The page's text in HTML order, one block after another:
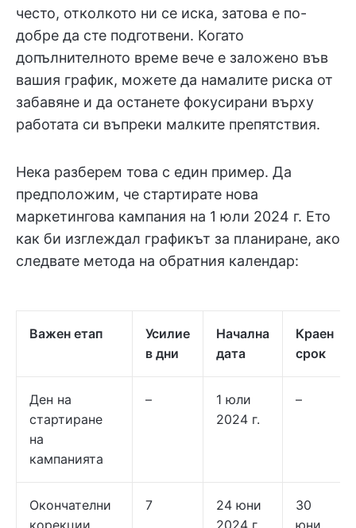
често, отколкото ни се иска, затова е по-
добре да сте подготвени. Когато
допълнителното време вече е заложено във
вашия график, можете да намалите риска от
забавяне и да останете фокусирани върху
работата си въпреки малките препятствия.
Нека разберем това с един пример. Да
предположим, че стартирате нова
маркетингова кампания на 1 юли 2024 г. Ето
как би изглеждал графикът за планиране, ако
следвате метода на обратния календар:
Важен етап
Усилие
в дни
Начална
дата
Краен
срок
Ден на
стартиране
на
кампанията
–
1 юли
2024 г.
–
Окончателни
корекции
7
24 юни
2024 г.
30
юни